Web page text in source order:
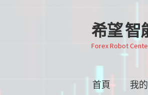
跳
至
導
覽
跳
至
主
要
容
希望 智
Forex Robot
首頁 我